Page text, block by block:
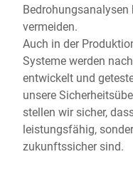
vermeiden.
Auch in der
Systeme werden
entwickelt und
unsere
stellen wir sicher,
leistungsfähig,
zukunftssicher sind.